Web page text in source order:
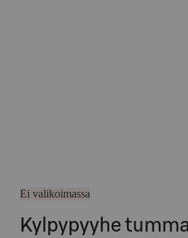
Ei valikoimassa
Kylpypyyhe